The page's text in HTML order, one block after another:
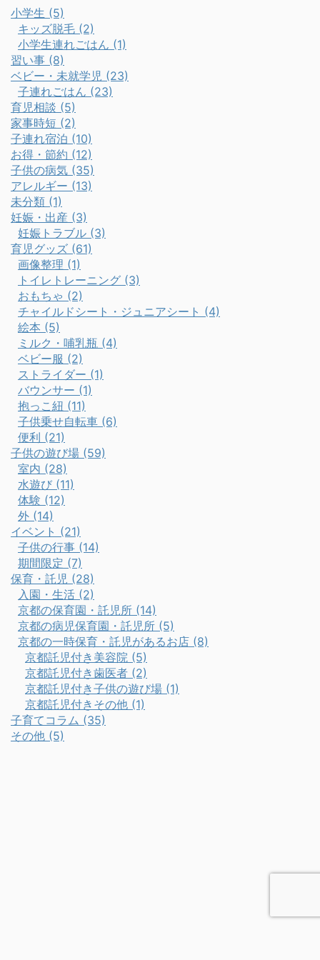
小学生 (5)
キッズ脱毛 (2)
小学生連れごはん (1)
習い事 (8)
ベビー・未就学児 (23)
子連れごはん (23)
育児相談 (5)
家事時短 (2)
子連れ宿泊 (10)
お得・節約 (12)
子供の病気 (35)
アレルギー (13)
未分類 (1)
妊娠・出産 (3)
妊娠トラブル (3)
育児グッズ (61)
画像整理 (1)
トイレトレーニング (3)
おもちゃ (2)
チャイルドシート・ジュニアシート (4)
絵本 (5)
ミルク・哺乳瓶 (4)
ベビー服 (2)
ストライダー (1)
バウンサー (1)
抱っこ紐 (11)
子供乗せ自転車 (6)
便利 (21)
子供の遊び場 (59)
室内 (28)
水遊び (11)
体験 (12)
外 (14)
イベント (21)
子供の行事 (14)
期間限定 (7)
保育・託児 (28)
入園・生活 (2)
京都の保育園・託児所 (14)
京都の病児保育園・託児所 (5)
京都の一時保育・託児があるお店 (8)
京都託児付き美容院 (5)
京都託児付き歯医者 (2)
京都託児付き子供の遊び場 (1)
京都託児付きその他 (1)
子育てコラム (35)
その他 (5)